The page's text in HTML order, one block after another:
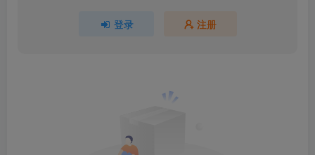
登录 注册